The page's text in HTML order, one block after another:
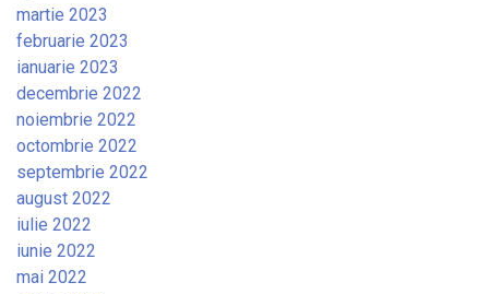
martie 2023
februarie 2023
ianuarie 2023
decembrie 2022
noiembrie 2022
octombrie 2022
septembrie 2022
august 2022
iulie 2022
iunie 2022
mai 2022